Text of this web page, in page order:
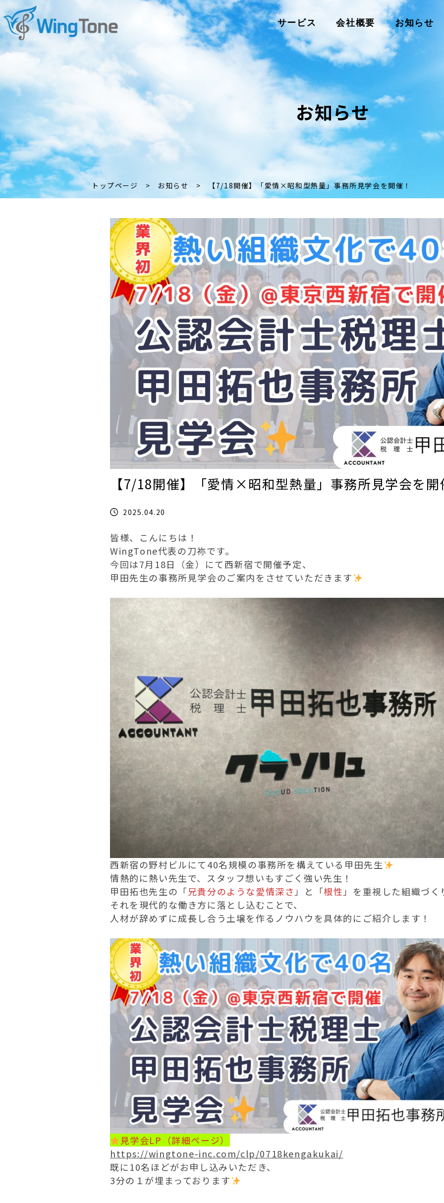
サービス 会社概要 お知らせ
お知らせ
トップページ > お知らせ > 【7/18開催】「愛情×昭和型熱量」事務所見学会を開催！
【7/18開催】「愛情×昭和型熱量」事務所見学会を開
2025.04.20
皆様、こんにちは！
WingTone代表の刀祢です。
今回は7月18日（金）にて西新宿で開催予定、
甲田先生の事務所見学会のご案内をさせていただきます
西新宿の野村ビルにて40名規模の事務所を構えている甲田先生
情熱的に熱い先生で、スタッフ想いもすごく強い先生！
甲田拓也先生の「兄貴分のような愛情深さ」と「根性」を重視した組織づく
それを現代的な働き方に落とし込むことで、
人材が辞めずに成長し合う土壌を作るノウハウを具体的にご紹介します！
見学会LP（詳細ページ）
https://wingtone-inc.com/clp/0718kengakukai/
既に10名ほどがお申し込みいただき、
3分の１が埋まっております